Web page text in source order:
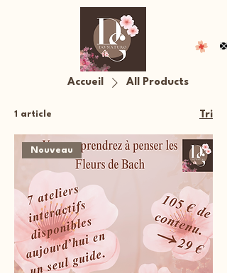
Accueil All Products
1 article Tri
Nouveau